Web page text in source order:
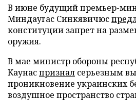
В июне будущий премьер-
Миндаугас Синкявичюс
конституции запрет на
оружия.
В мае министр обороны
Каунаспризнал серьезным
проникновение украинских
воздушное пространство